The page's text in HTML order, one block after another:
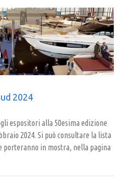
2024
espositori alla 50esima edizione
2024. Si può consultare la lista
porteranno in mostra, nella pagina